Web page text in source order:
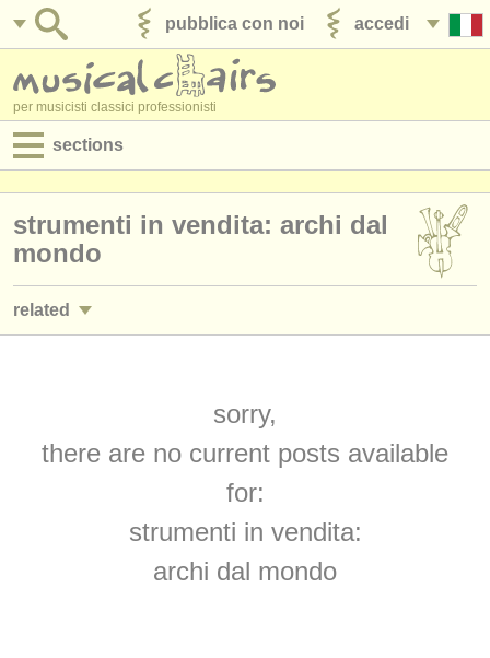
accedi
pubblica con noi
per musicisti classici professionisti
sections
jobs - spettacolo
jobs - amministrazione
concorsi/ premi
strumenti in vendita: archi dal
mondo
related
degree courses: mandolin (1)
strumenti rubati: archi dal mondo (2)
sorry,
there are no current posts available
for:
strumenti in vendita:
archi dal mondo